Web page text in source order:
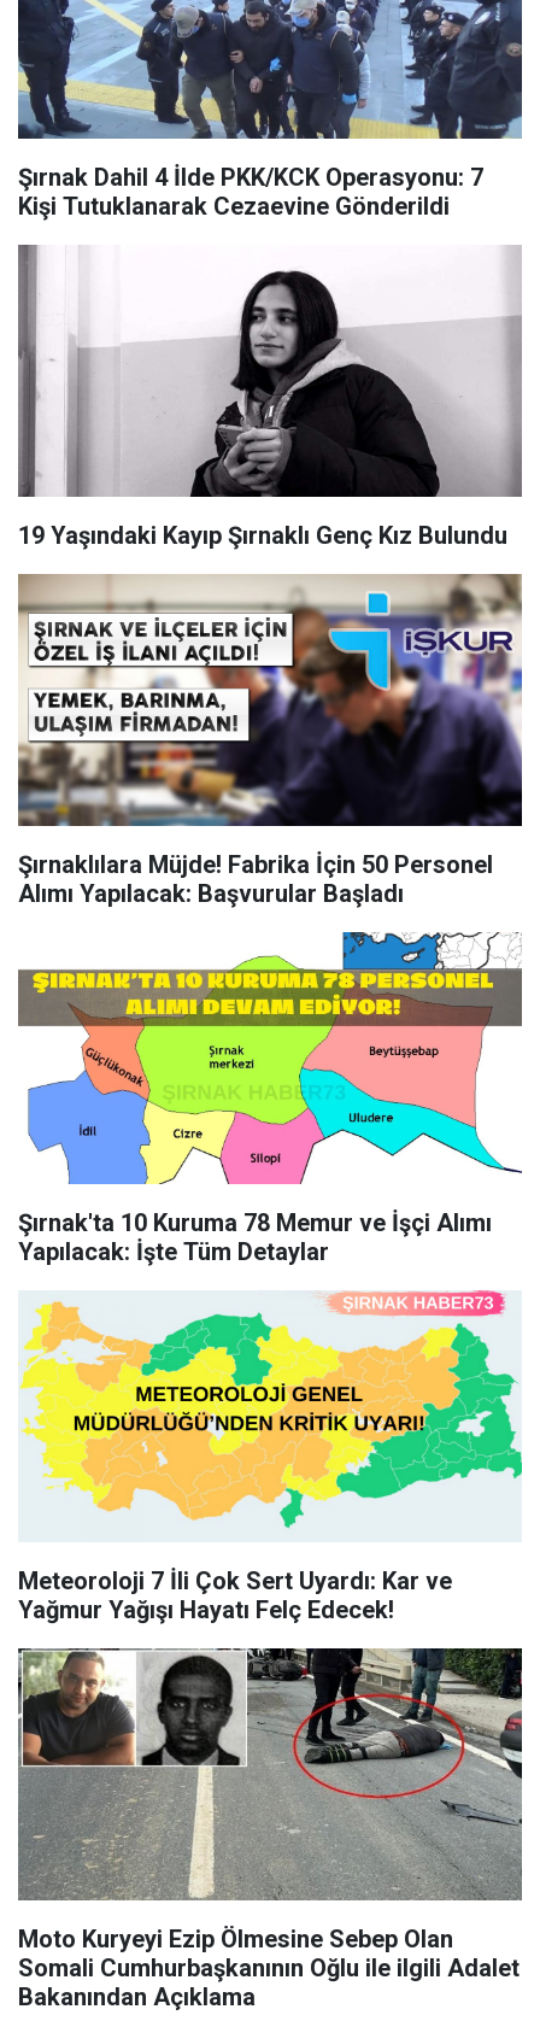
Şırnak Dahil 4 İlde PKK/KCK Operasyonu: 7
Kişi Tutuklanarak Cezaevine Gönderildi
19 Yaşındaki Kayıp Şırnaklı Genç Kız Bulundu
Şırnaklılara Müjde! Fabrika İçin 50 Personel
Alımı Yapılacak: Başvurular Başladı
Şırnak'ta 10 Kuruma 78 Memur ve İşçi Alımı
Yapılacak: İşte Tüm Detaylar
Meteoroloji 7 İli Çok Sert Uyardı: Kar ve
Yağmur Yağışı Hayatı Felç Edecek!
Moto Kuryeyi Ezip Ölmesine Sebep Olan
Somali Cumhurbaşkanının Oğlu ile ilgili Adalet
Bakanından Açıklama